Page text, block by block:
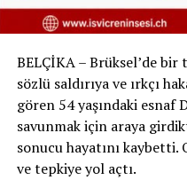
Hükümetin 2025
hale getirilmesi
uluslararası koruma
birleşimine geçici bir
Çocuk
BELÇİKA – Brüksel’de
sözlü saldırıya ve ırkçı
gören 54 yaşındaki esnaf
savunmak için araya
sonucu hayatını kaybetti.
ve tepkiye yol açtı.